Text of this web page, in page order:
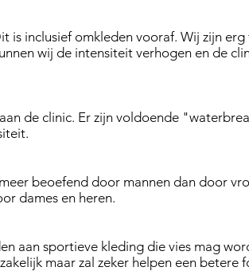
is inclusief omkleden vooraf. Wij zijn
wij de intensiteit verhogen en de
de clinic. Er zijn voldoende
beoefend door mannen dan door
dames en heren.
aan sportieve kleding die vies mag
maar zal zeker helpen een betere